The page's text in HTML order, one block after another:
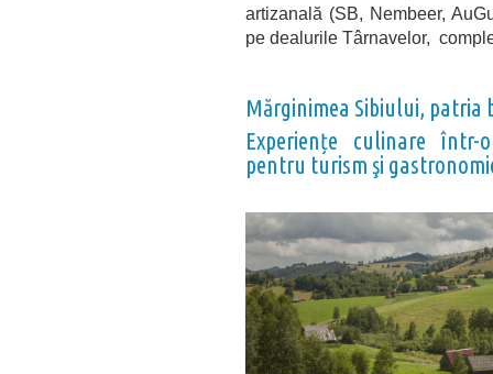
artizanală (SB, Nembeer,
pe dealurile Târnavelor,
Mărginimea Sibiului, patria
Experiențe culinare într-
pentru turism şi